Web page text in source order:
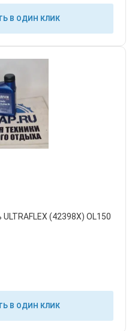
В ОДИН КЛИК
(42398X) OL150
В ОДИН КЛИК